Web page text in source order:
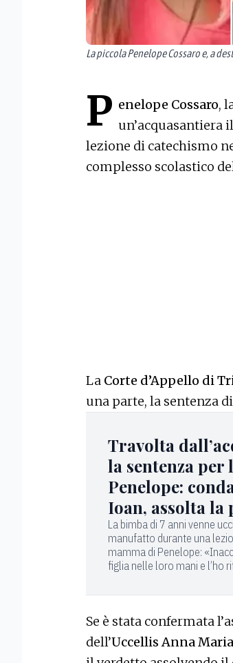
La piccola Penelope Cossaro e, a
P enelope Cossaro,
un’acquasantiera il
lezione di catechismo
complesso scolastico
La Corte d’Appello di
una parte, la sentenza di
Travolta
la sentenza per
Penelope:
Ioan, assolta
La bimba di 7 anni venne
manufatto durante una
mamma di Penelope:
figlia nelle loro mani e l’ho
Se è stata confermata
dell’Uccellis Anna